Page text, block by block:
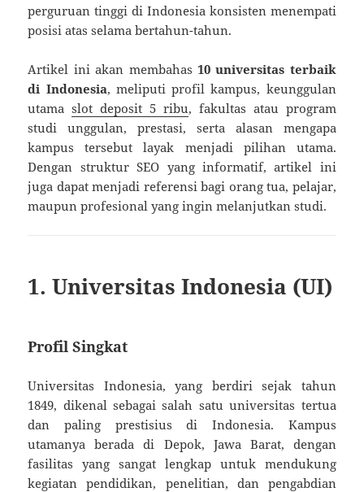
perguruan tinggi di Indonesia konsisten menempati
posisi atas selama bertahun-tahun.
Artikel ini akan membahas 10 universitas terbaik
di Indonesia, meliputi profil kampus, keunggulan
utamaslot deposit 5 ribu, fakultas atau program
studi unggulan, prestasi, serta alasan mengapa
kampus tersebut layak menjadi pilihan utama.
Dengan struktur SEO yang informatif, artikel ini
juga dapat menjadi referensi bagi orang tua, pelajar,
maupun profesional yang ingin melanjutkan studi.
1. Universitas Indonesia (UI)
Profil Singkat
Universitas Indonesia, yang berdiri sejak tahun
1849, dikenal sebagai salah satu universitas tertua
dan paling prestisius di Indonesia. Kampus
utamanya berada di Depok, Jawa Barat, dengan
fasilitas yang sangat lengkap untuk mendukung
kegiatan pendidikan, penelitian, dan pengabdian